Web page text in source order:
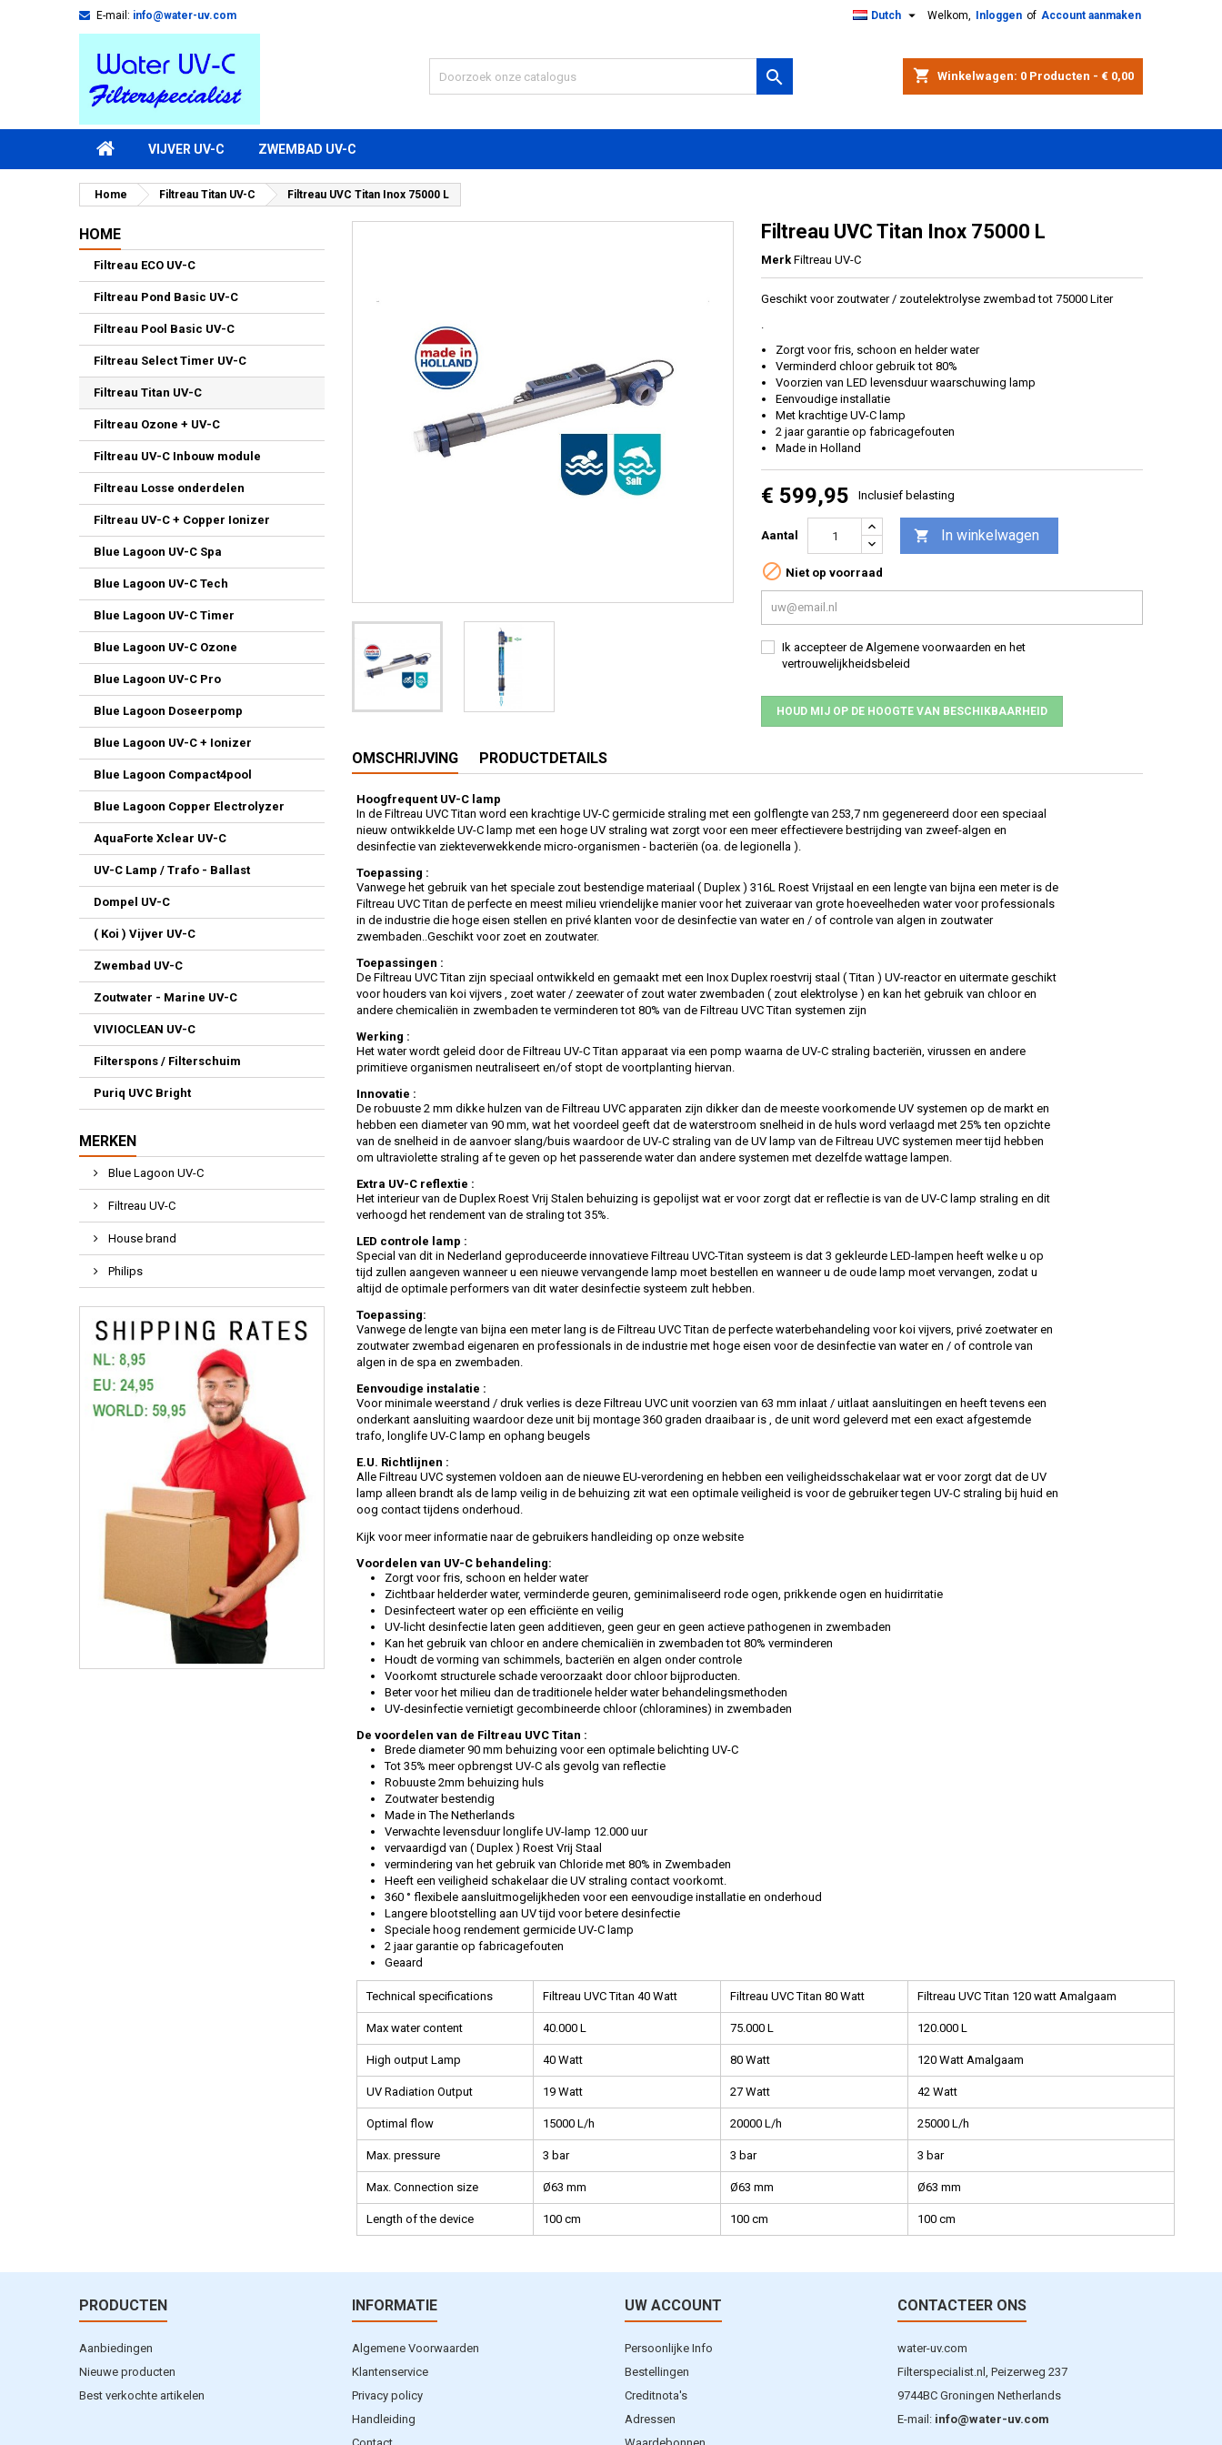
E-mail: info@water-uv.com Welkom, Inloggen of Account aanmaken
Dutch 
shopping_cart Winkelwagen: 0 Producten - € 0,00

VIJVER UV-C ZWEMBAD UV-C
Home Filtreau Titan UV-C Filtreau UVC Titan Inox 75000 L
HOME
Filtreau ECO UV-C
Filtreau Pond Basic UV-C
Filtreau Pool Basic UV-C
Filtreau Select Timer UV-C
Filtreau Titan UV-C
Filtreau Ozone + UV-C
Filtreau UV-C Inbouw module
Filtreau Losse onderdelen
Filtreau UV-C + Copper Ionizer
Blue Lagoon UV-C Spa
Blue Lagoon UV-C Tech
Blue Lagoon UV-C Timer
Blue Lagoon UV-C Ozone
Blue Lagoon UV-C Pro
Blue Lagoon Doseerpomp
Blue Lagoon UV-C + Ionizer
Blue Lagoon Compact4pool
Blue Lagoon Copper Electrolyzer
AquaForte Xclear UV-C
UV-C Lamp / Trafo - Ballast
Dompel UV-C
( Koi ) Vijver UV-C
Zwembad UV-C
Zoutwater - Marine UV-C
VIVIOCLEAN UV-C
Filterspons / Filterschuim
Puriq UVC Bright
MERKEN
Blue Lagoon UV-C
Filtreau UV-C
House brand
Philips
Filtreau UVC Titan Inox 75000 L
Merk Filtreau UV-C
Geschikt voor zoutwater / zoutelektrolyse zwembad tot 75000 Liter
.
Zorgt voor fris, schoon en helder water
Verminderd chloor gebruik tot 80%
Voorzien van LED levensduur waarschuwing lamp
Eenvoudige installatie
Met krachtige UV-C lamp
2 jaar garantie op fabricagefouten
Made in Holland
€ 599,95 Inclusief belasting
Aantal  In winkelwagen
 Niet op voorraad
Ik accepteer de Algemene voorwaarden en het
vertrouwelijkheidsbeleid
HOUD MIJ OP DE HOOGTE VAN BESCHIKBAARHEID
OMSCHRIJVING PRODUCTDETAILS
Hoogfrequent UV-C lamp
In de Filtreau UVC Titan word een krachtige UV-C germicide straling met een golflengte van 253,7 nm gegenereerd door een speciaal
nieuw ontwikkelde UV-C lamp met een hoge UV straling wat zorgt voor een meer effectievere bestrijding van zweef-algen en
desinfectie van ziekteverwekkende micro-organismen - bacteriën (oa. de legionella ).
Toepassing :
Vanwege het gebruik van het speciale zout bestendige materiaal ( Duplex ) 316L Roest Vrijstaal en een lengte van bijna een meter is de
Filtreau UVC Titan de perfecte en meest milieu vriendelijke manier voor het zuiveraar van grote hoeveelheden water voor professionals
in de industrie die hoge eisen stellen en privé klanten voor de desinfectie van water en / of controle van algen in zoutwater
zwembaden..Geschikt voor zoet en zoutwater.
Toepassingen :
De Filtreau UVC Titan zijn speciaal ontwikkeld en gemaakt met een Inox Duplex roestvrij staal ( Titan ) UV-reactor en uitermate geschikt
voor houders van koi vijvers , zoet water / zeewater of zout water zwembaden ( zout elektrolyse ) en kan het gebruik van chloor en
andere chemicaliën in zwembaden te verminderen tot 80% van de Filtreau UVC Titan systemen zijn
Werking :
Het water wordt geleid door de Filtreau UV-C Titan apparaat via een pomp waarna de UV-C straling bacteriën, virussen en andere
primitieve organismen neutraliseert en/of stopt de voortplanting hiervan.
Innovatie :
De robuuste 2 mm dikke hulzen van de Filtreau UVC apparaten zijn dikker dan de meeste voorkomende UV systemen op de markt en
hebben een diameter van 90 mm, wat het voordeel geeft dat de waterstroom snelheid in de huls word verlaagd met 25% ten opzichte
van de snelheid in de aanvoer slang/buis waardoor de UV-C straling van de UV lamp van de Filtreau UVC systemen meer tijd hebben
om ultraviolette straling af te geven op het passerende water dan andere systemen met dezelfde wattage lampen.
Extra UV-C reflextie :
Het interieur van de Duplex Roest Vrij Stalen behuizing is gepolijst wat er voor zorgt dat er reflectie is van de UV-C lamp straling en dit
verhoogd het rendement van de straling tot 35%.
LED controle lamp :
Special van dit in Nederland geproduceerde innovatieve Filtreau UVC-Titan systeem is dat 3 gekleurde LED-lampen heeft welke u op
tijd zullen aangeven wanneer u een ​​nieuwe vervangende lamp moet bestellen en wanneer u de oude lamp moet vervangen, zodat u
altijd de optimale performers van dit water desinfectie systeem zult hebben.
Toepassing:
Vanwege de lengte van bijna een meter lang is de Filtreau UVC Titan de perfecte waterbehandeling voor koi vijvers, privé zoetwater en
zoutwater zwembad eigenaren en professionals in de industrie met hoge eisen voor de desinfectie van water en / of controle van
algen in de spa en zwembaden.
Eenvoudige instalatie :
Voor minimale weerstand / druk verlies is deze Filtreau UVC unit voorzien van 63 mm inlaat / uitlaat aansluitingen en heeft tevens een
onderkant aansluiting waardoor deze unit bij montage 360 graden draaibaar is , de unit word geleverd met een exact afgestemde
trafo, longlife UV-C lamp en ophang beugels
E.U. Richtlijnen :
Alle Filtreau UVC systemen voldoen aan de nieuwe EU-verordening en hebben een veiligheidsschakelaar wat er voor zorgt dat de UV
lamp alleen brandt als de lamp veilig in de behuizing zit wat een optimale veiligheid is voor de gebruiker tegen UV-C straling bij huid en
oog contact tijdens onderhoud.
Kijk voor meer informatie naar de gebruikers handleiding op onze website
Voordelen van UV-C behandeling:
Zorgt voor fris, schoon en helder water
Zichtbaar helderder water, verminderde geuren, geminimaliseerd rode ogen, prikkende ogen en huidirritatie
Desinfecteert water op een efficiënte en veilig
UV-licht desinfectie laten geen additieven, geen geur en geen actieve pathogenen in zwembaden
Kan het gebruik van chloor en andere chemicaliën in zwembaden tot 80% verminderen
Houdt de vorming van schimmels, bacteriën en algen onder controle
Voorkomt structurele schade veroorzaakt door chloor bijproducten.
Beter voor het milieu dan de traditionele helder water behandelingsmethoden
UV-desinfectie vernietigt gecombineerde chloor (chloramines) in zwembaden
De voordelen van de Filtreau UVC Titan :
Brede diameter 90 mm behuizing voor een optimale belichting UV-C
Tot 35% meer opbrengst UV-C als gevolg van reflectie
Robuuste 2mm behuizing huls
Zoutwater bestendig
Made in The Netherlands
Verwachte levensduur longlife UV-lamp 12.000 uur
vervaardigd van ( Duplex ) Roest Vrij Staal
vermindering van het gebruik van Chloride met 80% in Zwembaden
Heeft een veiligheid schakelaar die UV straling contact voorkomt.
360 ° flexibele aansluitmogelijkheden voor een eenvoudige installatie en onderhoud
Langere blootstelling aan UV tijd voor betere desinfectie
Speciale hoog rendement germicide UV-C lamp
2 jaar garantie op fabricagefouten
Geaard
Technical specifications Filtreau UVC Titan 40 Watt Filtreau UVC Titan 80 Watt Filtreau UVC Titan 120 watt Amalgaam
Max water content 40.000 L 75.000 L 120.000 L
High output Lamp 40 Watt 80 Watt 120 Watt Amalgaam
UV Radiation Output 19 Watt 27 Watt 42 Watt
Optimal flow 15000 L/h 20000 L/h 25000 L/h
Max. pressure 3 bar 3 bar 3 bar
Max. Connection size Ø63 mm Ø63 mm Ø63 mm
Length of the device 100 cm 100 cm 100 cm
PRODUCTEN
Aanbiedingen
Nieuwe producten
Best verkochte artikelen
INFORMATIE
Algemene Voorwaarden
Klantenservice
Privacy policy
Handleiding
UW ACCOUNT
Persoonlijke Info
Bestellingen
Creditnota's
Adressen
CONTACTEER ONS
water-uv.com
Filterspecialist.nl, Peizerweg 237
9744BC Groningen Netherlands
E-mail: info@water-uv.com